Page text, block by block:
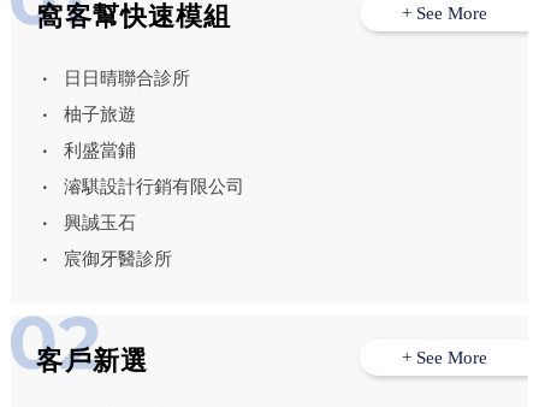
窩客幫快速模組
日日晴聯合診所
柚子旅遊
利盛當鋪
濬騏設計行銷有限公司
興誠玉石
宸御牙醫診所
+ See More
客戶新選 + See More